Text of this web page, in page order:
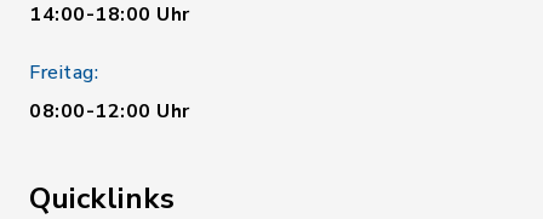
14:00-18:00 Uhr
Freitag:
08:00-12:00 Uhr
Quicklinks